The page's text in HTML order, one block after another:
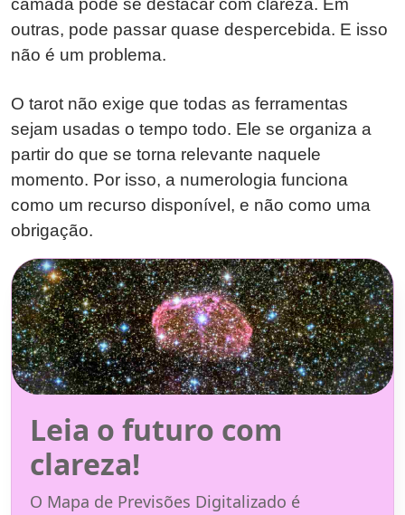
camada pode se destacar com clareza. Em
outras, pode passar quase despercebida. E isso
não é um problema.
O tarot não exige que todas as ferramentas
sejam usadas o tempo todo. Ele se organiza a
partir do que se torna relevante naquele
momento. Por isso, a numerologia funciona
como um recurso disponível, e não como uma
obrigação.
Leia o futuro com
clareza!
O Mapa de Previsões Digitalizado é